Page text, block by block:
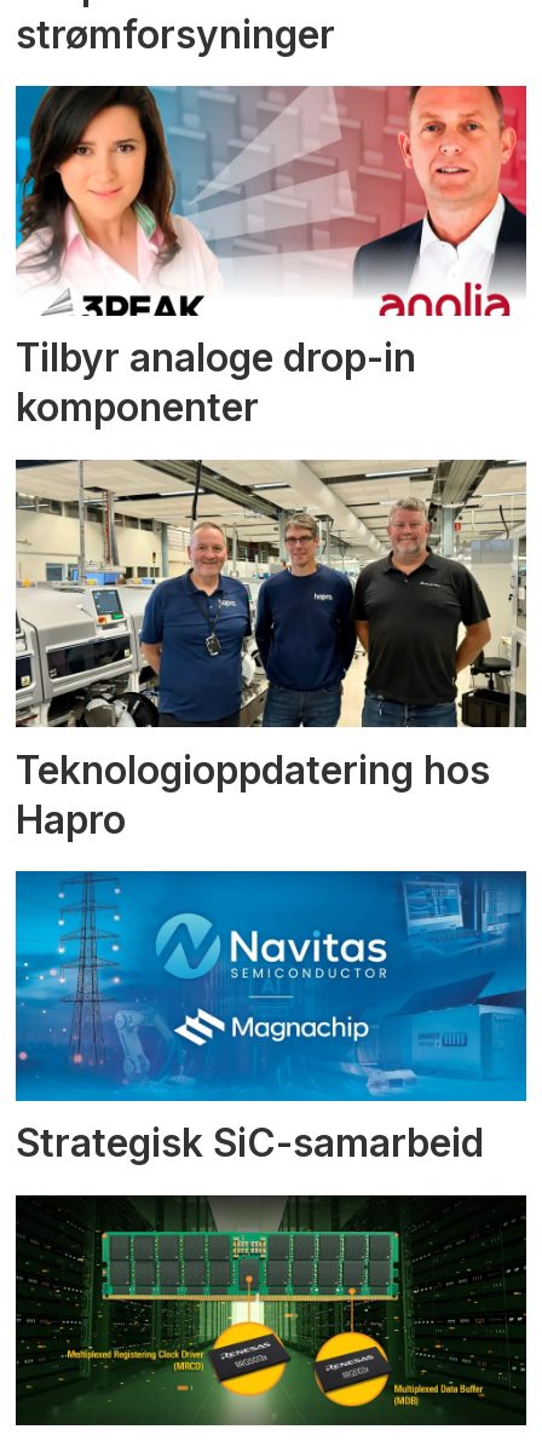
strømforsyninger
Tilbyr analoge drop-in
komponenter
Teknologioppdatering hos
Hapro
Strategisk SiC-samarbeid